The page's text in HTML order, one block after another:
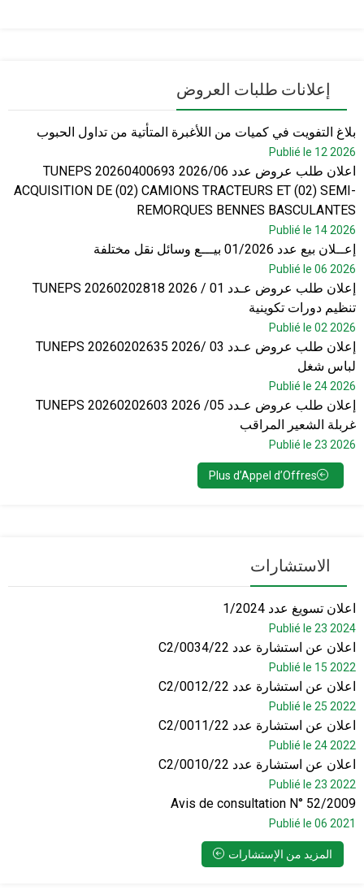
إعلانات طلبات العروض
بلاغ التفويت في كميات من اللأغبرة المتأتية من تداول الحبوب
Publié le 12 2026
اعلان طلب عروض عدد 2026/06 TUNEPS 20260400693
ACQUISITION DE (02) CAMIONS TRACTEURS ET (02) SEMI-
REMORQUES BENNES BASCULANTES
Publié le 14 2026
إعــلان بيع عدد 01/2026 بيـــع وسائل نقل مختلفة
Publié le 06 2026
إعلان طلب عروض عـدد 01 / 2026 TUNEPS 20260202818
تنظيم دورات تكوينية
Publié le 02 2026
إعلان طلب عروض عـدد 03 /2026 TUNEPS 20260202635
لباس شغل
Publié le 24 2026
إعلان طلب عروض عـدد 05/ 2026 TUNEPS 20260202603
غربلة الشعير المراقب
Publié le 23 2026
Plus d’Appel d’Offres
الاستشارات
اعلان تسويغ عدد 1/2024
Publié le 23 2024
اعلان عن استشارة عدد C2/0034/22
Publié le 15 2022
اعلان عن استشارة عدد C2/0012/22
Publié le 25 2022
اعلان عن استشارة عدد C2/0011/22
Publié le 24 2022
اعلان عن استشارة عدد C2/0010/22
Publié le 23 2022
Avis de consultation N° 52/2009
Publié le 06 2021
المزيد من الإستشارات